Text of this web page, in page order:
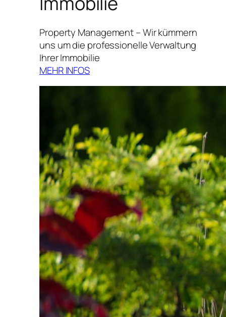
Property Management – Wir kümmern
uns um die professionelle Verwaltung
Ihrer Immobilie
MEHR INFOS